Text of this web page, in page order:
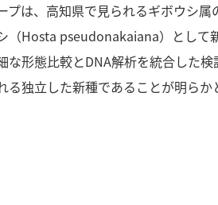
は、高知県で見られるギボウシ
（Hosta pseudonakaiana）とし
形態比較とDNA解析を統合した
独立した新種であることが明ら